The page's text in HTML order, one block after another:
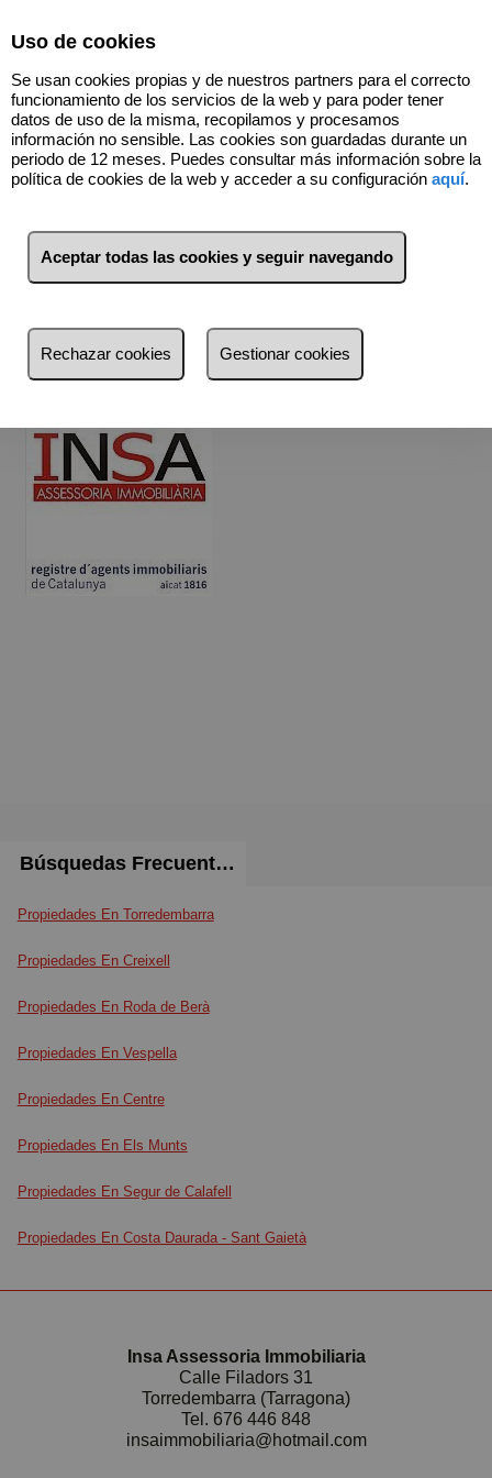
Quiénes somos
INSA ASSESSORIA IMMOBILIARIA,
inició su actividad en el año
seguir con el mismo espíritu en el futuro.
Búsquedas Frecuentes
Propiedades En Torredembarra
Propiedades En Creixell
Propiedades En Roda de Berà
Propiedades En Vespella
Propiedades En Centre
Propiedades En Els Munts
Propiedades En Segur de Calafell
Propiedades En Costa Daurada - Sant Gaietà
Insa Assessoria Immobiliaria
Calle Filadors 31
Torredembarra (Tarragona)
Tel. 676 446 848
insaimmobiliaria@hotmail.com
Uso de cookies
Se usan cookies propias y de nuestros partners para el correcto
funcionamiento de los servicios de la web y para poder tener
datos de uso de la misma, recopilamos y procesamos
información no sensible. Las cookies son guardadas durante un
periodo de 12 meses. Puedes consultar más información sobre la
política de cookies de la web y acceder a su configuración aquí.
Aceptar todas las cookies y seguir navegando
Rechazar cookies Gestionar cookies